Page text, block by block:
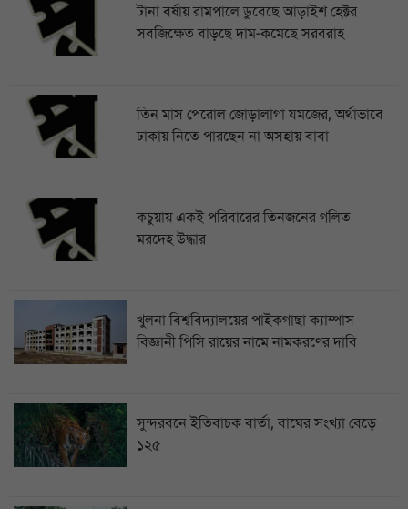
টানা বর্ষায় রামপালে ডুবেছে আড়াইশ হেক্টর
সবজিক্ষেত বাড়ছে দাম-কমেছে সরবরাহ
তিন মাস পেরোল জোড়ালাগা যমজের, অর্থাভাবে
ঢাকায় নিতে পারছেন না অসহায় বাবা
কচুয়ায় একই পরিবারের তিনজনের গলিত
মরদেহ উদ্ধার
খুলনা বিশ্ববিদ্যালয়ের পাইকগাছা ক্যাম্পাস
বিজ্ঞানী পিসি রায়ের নামে নামকরণের দাবি
সুন্দরবনে ইতিবাচক বার্তা, বাঘের সংখ্যা বেড়ে
১২৫